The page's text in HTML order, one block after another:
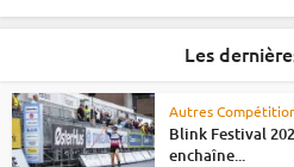
Les
Autres
Blink Festival
enchaîne...